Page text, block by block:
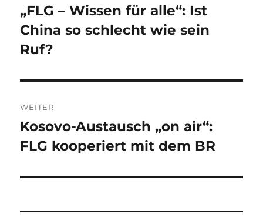
Vorheriger
Beitrag:
„FLG – Wissen für alle“: Ist
China so schlecht wie sein
Ruf?
WEITER
Nächster
Beitrag:
Kosovo-Austausch „on air“:
FLG kooperiert mit dem BR